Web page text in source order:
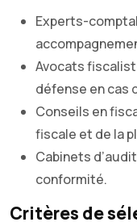
Experts-
Avocats
défense en cas
Conseils en
fiscale et de la
Cabinets
conformité.
Critères de